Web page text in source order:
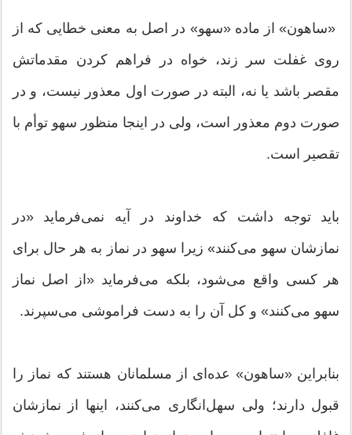
«ساهون» از ماده «سهو» در اصل به معنى خطایى که از
روى غفلت سر زند، خواه در فراهم کردن مقدماتش
مقصر باشد یا نه، البته در صورت اول معذور نیست، و در
صورت دوم معذور است، ولى در اینجا منظور سهو توأم با
تقصیر است.
باید توجه داشت که خداوند در آیه نمى‏‌فرماید «در
نمازشان سهو مى‌‏کنند» زیرا سهو در نماز به هر حال براى
هر کسی واقع مى‏‌شود، بلکه مى‏‌فرماید «از اصل نماز
سهو مى‏‌کنند» و کل آن را به دست فراموشى مى‌‏سپرند.
بنابراین «ساهون» عده‌ای از مسلمانان هستند که نماز را
قبول دارند؛ ولی سهل‌انگاری می‌کنند، اینها از نمازشان